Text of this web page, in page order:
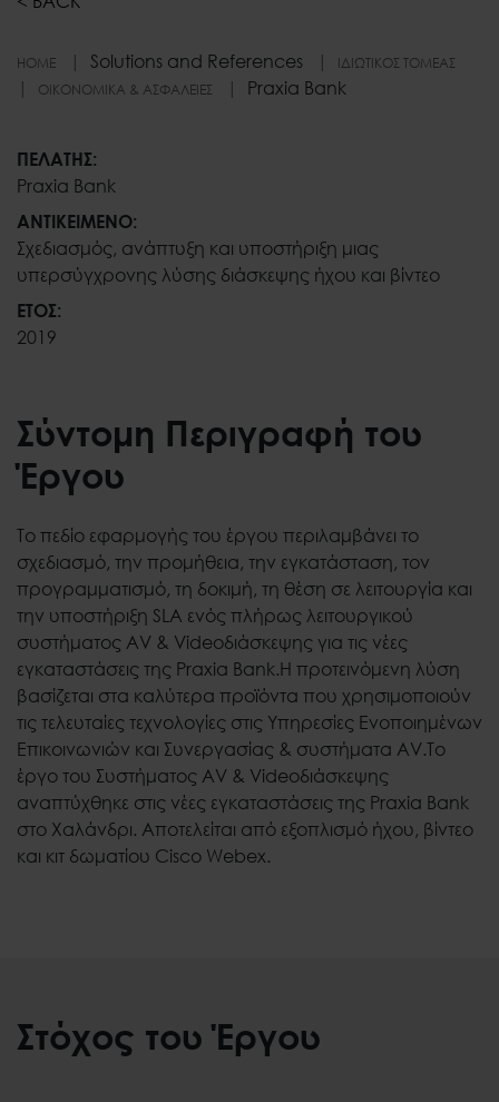
HOME Solutions and References
ΙΔΙΩΤΙΚΌΣ ΤΟΜΈΑΣ
ΟΙΚΟΝΟΜΙΚΆ & ΑΣΦΆΛΕΙΕΣ
Praxia Bank
Praxia Bank
ΠΕΛΑΤΗΣ:
Praxia Bank
ΑΝΤΙΚΕΙΜΕΝΟ:
Σχεδιασμός, ανάπτυξη και υποστήριξη μιας
υπερσύγχρονης λύσης διάσκεψης ήχου και βίντεο
ΕΤΟΣ:
2019
Σύντομη Περιγραφή του
Έργου
Το πεδίο εφαρμογής του έργου περιλαμβάνει το
σχεδιασμό, την προμήθεια, την εγκατάσταση, τον
προγραμματισμό, τη δοκιμή, τη θέση σε λειτουργία και
την υποστήριξη SLA ενός πλήρως λειτουργικού
συστήματος AV & Videoδιάσκεψης για τις νέες
εγκαταστάσεις της Praxia Bank.Η προτεινόμενη λύση
βασίζεται στα καλύτερα προϊόντα που χρησιμοποιούν
τις τελευταίες τεχνολογίες στις Υπηρεσίες Ενοποιημένων
Επικοινωνιών και Συνεργασίας & συστήματα AV.Το
έργο του Συστήματος AV & Videoδιάσκεψης
αναπτύχθηκε στις νέες εγκαταστάσεις της Praxia Bank
στο Χαλάνδρι. Αποτελείται από εξοπλισμό ήχου, βίντεο
και κιτ δωματίου Cisco Webex.
Στόχος του Έργου